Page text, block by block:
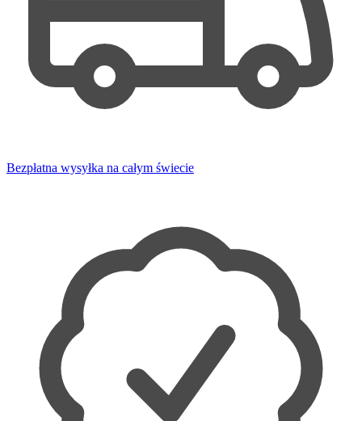
Bezpłatna wysyłka na całym świecie